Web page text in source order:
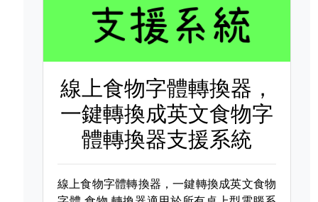
線上食物字體轉換器，
一鍵轉換成英文食物字
體轉換器支援系統
線上食物字體轉換器，一鍵轉換成英文食物